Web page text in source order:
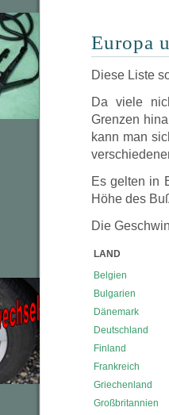
Europa
Diese Liste
Da viele
Grenzen
kann man
Es gelten in
Höhe des
Die
LAND
Belgien
Bulgarien
Dänemark
Deutschland
Finland
Frankreich
Griechenland
Großbritannien